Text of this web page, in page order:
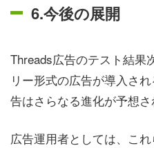
6.今後の展開
Threads広告のテスト結果
リー形式の広告が導入さ
告はさらなる進化が予想さ
広告運用者としては、こ